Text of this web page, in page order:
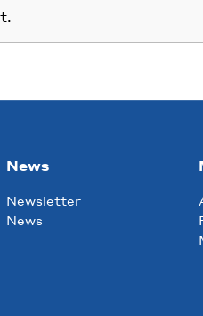
News
Newsletter
News